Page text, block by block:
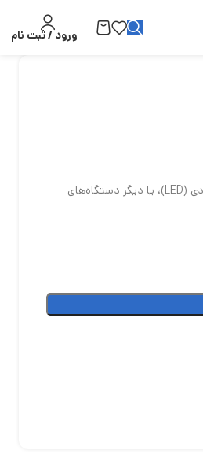
ورود / ثبت نام
ماژول PWM (مدولاسیون پهنای پالس) با جریان 5 آمپر معمولاً برای کنترل سرعت موتورها، روشنایی ال ای دی (LED)، یا دیگر دستگاه‌های